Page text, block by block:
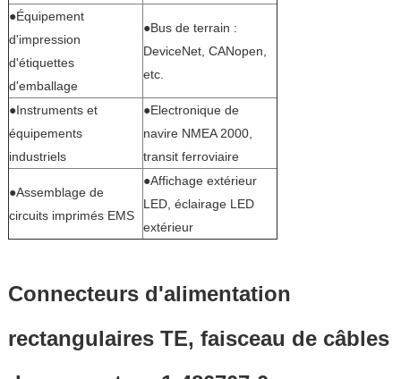
●Équipement
d'impression
d'étiquettes
d'emballage
●Bus de terrain :
DeviceNet, CANopen,
etc.
●Instruments et
équipements
industriels
●Electronique de
navire NMEA 2000,
transit ferroviaire
●Assemblage de
circuits imprimés EMS
●Affichage extérieur
LED, éclairage LED
extérieur
Connecteurs d'alimentation
rectangulaires TE, faisceau de câbles